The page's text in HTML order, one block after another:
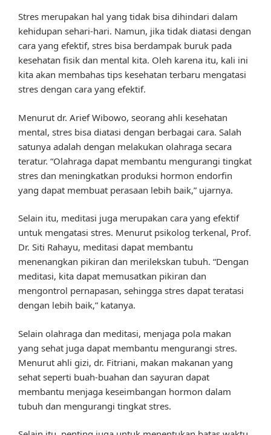
Stres merupakan hal yang tidak bisa dihindari dalam
kehidupan sehari-hari. Namun, jika tidak diatasi dengan
cara yang efektif, stres bisa berdampak buruk pada
kesehatan fisik dan mental kita. Oleh karena itu, kali ini
kita akan membahas tips kesehatan terbaru mengatasi
stres dengan cara yang efektif.
Menurut dr. Arief Wibowo, seorang ahli kesehatan
mental, stres bisa diatasi dengan berbagai cara. Salah
satunya adalah dengan melakukan olahraga secara
teratur. “Olahraga dapat membantu mengurangi tingkat
stres dan meningkatkan produksi hormon endorfin
yang dapat membuat perasaan lebih baik,” ujarnya.
Selain itu, meditasi juga merupakan cara yang efektif
untuk mengatasi stres. Menurut psikolog terkenal, Prof.
Dr. Siti Rahayu, meditasi dapat membantu
menenangkan pikiran dan merilekskan tubuh. “Dengan
meditasi, kita dapat memusatkan pikiran dan
mengontrol pernapasan, sehingga stres dapat teratasi
dengan lebih baik,” katanya.
Selain olahraga dan meditasi, menjaga pola makan
yang sehat juga dapat membantu mengurangi stres.
Menurut ahli gizi, dr. Fitriani, makan makanan yang
sehat seperti buah-buahan dan sayuran dapat
membantu menjaga keseimbangan hormon dalam
tubuh dan mengurangi tingkat stres.